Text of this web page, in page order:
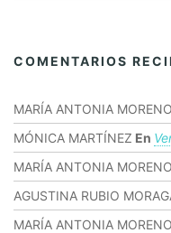
COMENTARIOS
MARÍA ANTONIA
MÓNICA MARTÍNEZ En
MARÍA ANTONIA
AGUSTINA RUBIO
MARÍA ANTONIA